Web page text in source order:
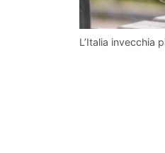
L’Italia invecchia